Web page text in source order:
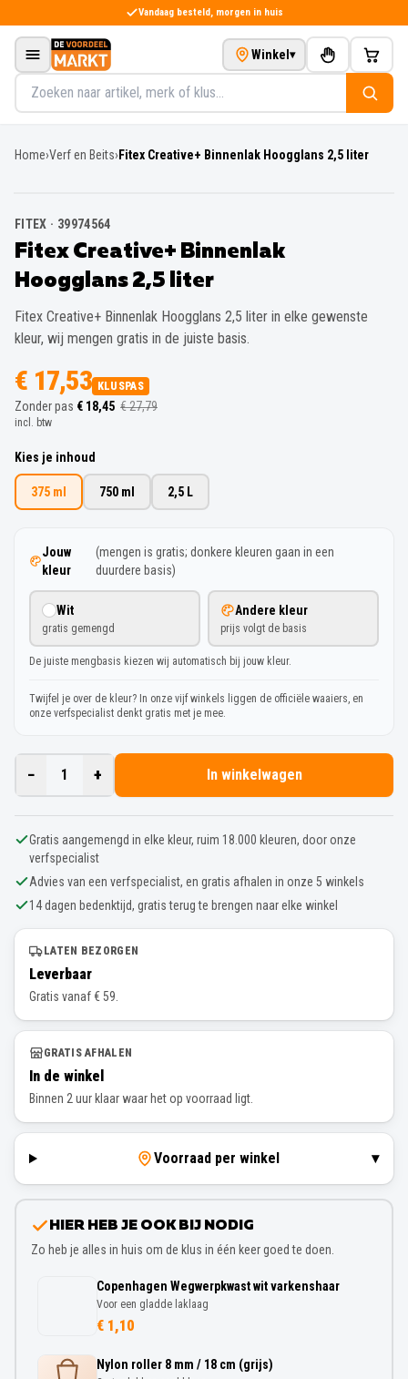
Vandaag besteld, morgen in huis
Zoeken in het assortiment
Winkel ▾
Home›Verf en Beits› Fitex Creative+ Binnenlak Hoogglans 2,5 liter
FITEX · 39974564
Fitex Creative+ Binnenlak
Hoogglans 2,5 liter
Fitex Creative+ Binnenlak Hoogglans 2,5 liter in elke gewenste
kleur, wij mengen gratis in de juiste basis.
€ 17,53 KLUSPAS
Zonder pas € 18,45 € 27,79
incl. btw
Kies je inhoud
375 ml 750 ml 2,5 L
Jouw
kleur
(mengen is gratis; donkere kleuren gaan in een
duurdere basis)
Wit
gratis gemengd
Andere kleur
prijs volgt de basis
De juiste mengbasis kiezen wij automatisch bij jouw kleur.
Twijfel je over de kleur? In onze vijf winkels liggen de officiële waaiers, en
onze verfspecialist denkt gratis met je mee.
− 1 + In winkelwagen
Gratis aangemengd in elke kleur, ruim 18.000 kleuren, door onze
verfspecialist
Advies van een verfspecialist, en gratis afhalen in onze 5 winkels
14 dagen bedenktijd, gratis terug te brengen naar elke winkel
LATEN BEZORGEN
Leverbaar
Gratis vanaf € 59.
GRATIS AFHALEN
In de winkel
Binnen 2 uur klaar waar het op voorraad ligt.
Voorraad per winkel ▾
HIER HEB JE OOK BIJ NODIG
Zo heb je alles in huis om de klus in één keer goed te doen.
Copenhagen Wegwerpkwast wit varkenshaar
Voor een gladde laklaag
€ 1,10
Nylon roller 8 mm / 18 cm (grijs)